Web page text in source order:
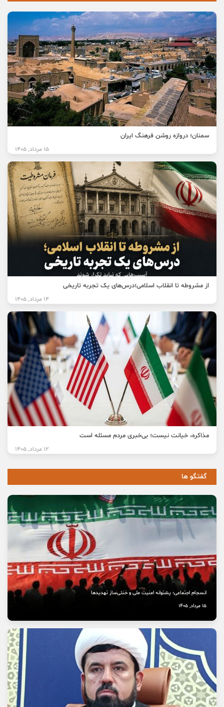
سمنان؛ دروازه روشن فرهنگ ایران
15 مرداد, 1405
از مشروطه تا انقلاب اسلامی؛درس‌های یک تجربه تاریخی
14 مرداد, 1405
مذاکره، خیانت نیست؛ بی‌خبری مردم مسئله است
12 مرداد, 1405
گفتگو ها
انسجام اجتماعی؛ پشتوانه امنیت ملی و خنثی‌ساز تهدیدها
15 مرداد, 1405